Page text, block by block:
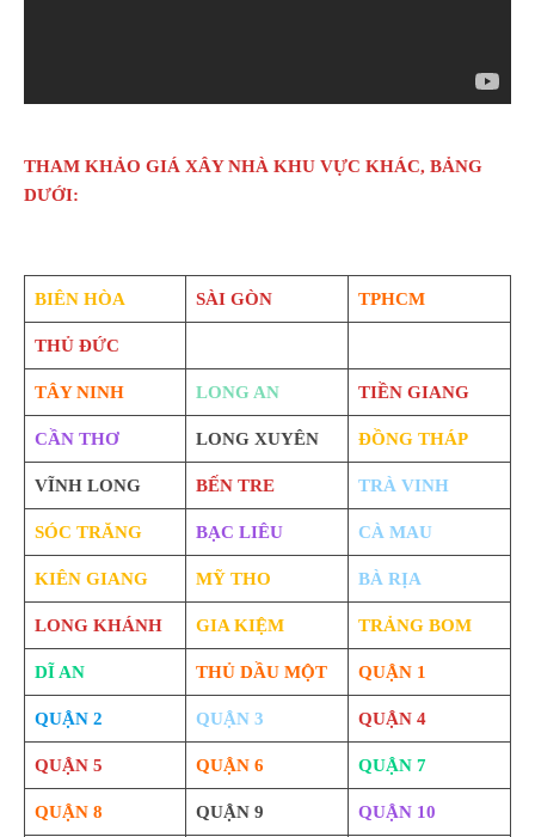
THAM KHẢO GIÁ XÂY NHÀ KHU VỰC KHÁC, BẢNG
DƯỚI:
BIÊN HÒA SÀI GÒN TPHCM
THỦ ĐỨC
TÂY NINH LONG AN TIỀN GIANG
CẦN THƠ LONG XUYÊN ĐỒNG THÁP
VĨNH LONG BẾN TRE TRÀ VINH
SÓC TRĂNG BẠC LIÊU CÀ MAU
KIÊN GIANG MỸ THO BÀ RỊA
LONG KHÁNH GIA KIỆM TRẢNG BOM
DĨ AN THỦ DẦU MỘT QUẬN 1
QUẬN 2 QUẬN 3 QUẬN 4
QUẬN 5 QUẬN 6 QUẬN 7
QUẬN 8 QUẬN 9 QUẬN 10